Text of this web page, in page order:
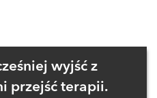
wyjść z
przejść terapii.